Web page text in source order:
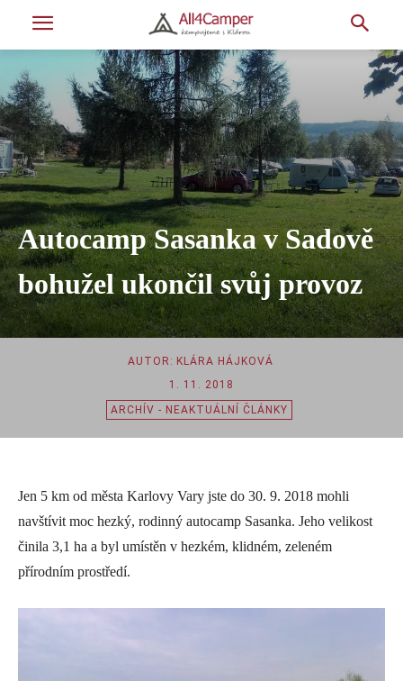
Autocamp Sasanka v Sadově
bohužel ukončil svůj provoz
AUTOR: KLÁRA HÁJKOVÁ
1. 11. 2018
ARCHÍV - NEAKTUÁLNÍ ČLÁNKY
Jen 5 km od města Karlovy Vary jste do 30. 9. 2018 mohli
navštívit moc hezký, rodinný autocamp Sasanka. Jeho velikost
činila 3,1 ha a byl umístěn v hezkém, klidném, zeleném
přírodním prostředí.